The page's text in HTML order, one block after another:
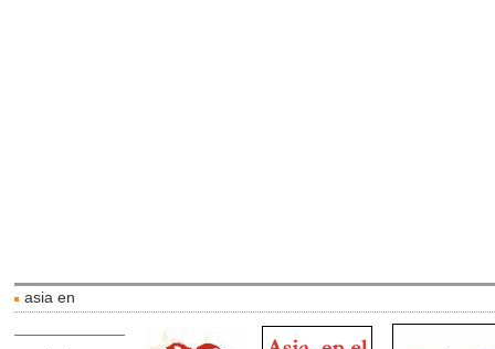
asia en